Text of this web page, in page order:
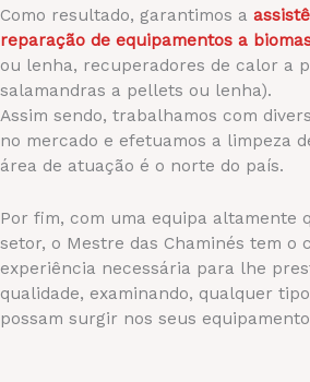
Como resultado, garantimos a
reparação de equipamentos a
ou lenha, recuperadores de calor a
salamandras a pellets ou lenha).
Assim sendo, trabalhamos com
no mercado e efetuamos a limpeza
área de atuação é o norte do país.
Por fim, com uma equipa altamente
setor, o Mestre das Chaminés tem o
experiência necessária para lhe
qualidade, examinando, qualquer
possam surgir nos seus